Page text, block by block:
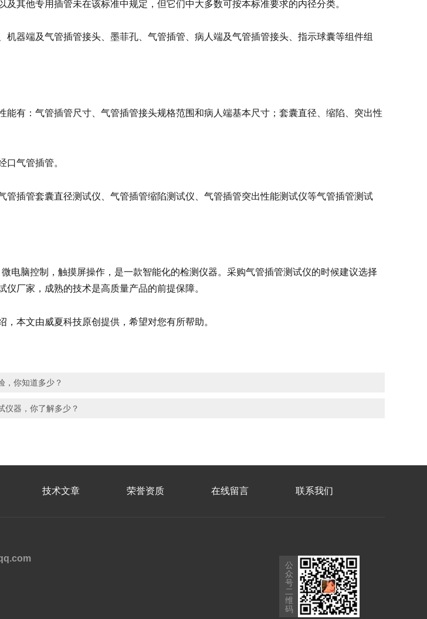
及其他专用插管未在该标准中规定，但它们中大多数可按本标准要求的内径分类。
机器端及气管插管接头、墨菲孔、气管插管、病人端及气管插管接头、指示球囊等组件组
能有：气管插管尺寸、气管插管接头规格范围和病人端基本尺寸；套囊直径、缩陷、突出性
口气管插管。
管插管套囊直径测试仪、气管插管缩陷测试仪、气管插管突出性能测试仪等气管插管测试
电脑控制，触摸屏操作，是一款智能化的检测仪器。采购气管插管测试仪的时候建议选择
厂家，成熟的技术是高质量产品的前提保障。
，本文由威夏科技原创提供，希望对您有所帮助。
，你知道多少？
仪器，你了解多少？
技术文章 荣誉资质 在线留言 联系我们
公
众
号
二
维
码